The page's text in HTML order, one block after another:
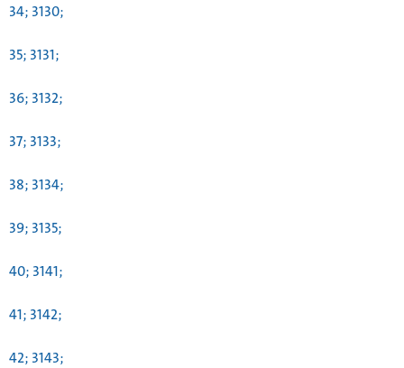
34; 3130;
35; 3131;
36; 3132;
37; 3133;
38; 3134;
39; 3135;
40; 3141;
41; 3142;
42; 3143;